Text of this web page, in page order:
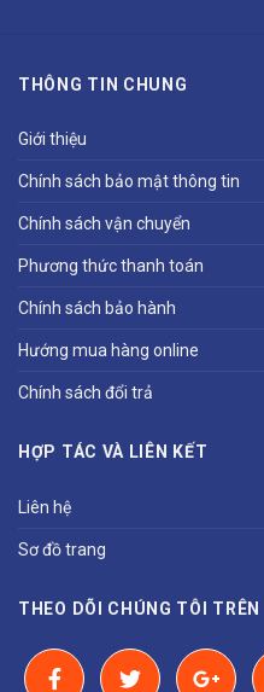
THÔNG TIN CHUNG
Giới thiệu
Chính sách bảo mật thông tin
Chính sách vận chuyển
Phương thức thanh toán
Chính sách bảo hành
Hướng mua hàng online
Chính sách đổi trả
HỢP TÁC VÀ LIÊN KẾT
Liên hệ
Sơ đồ trang
THEO DÕI CHÚNG TÔI TRÊN